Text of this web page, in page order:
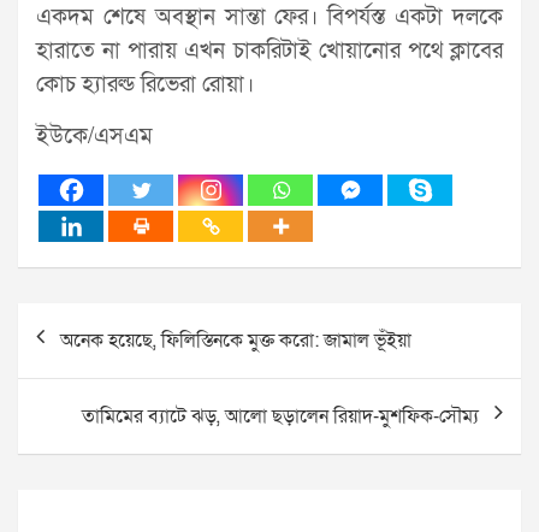
একদম শেষে অবস্থান সান্তা ফের। বিপর্যস্ত একটা দলকে
হারাতে না পারায় এখন চাকরিটাই খোয়ানোর পথে ক্লাবের
কোচ হ্যারল্ড রিভেরা রোয়া।
ইউকে/এসএম
Post
navigation
অনেক হয়েছে, ফিলিস্তিনকে মুক্ত করো: জামাল ভূঁইয়া
তামিমের ব্যাটে ঝড়, আলো ছড়ালেন রিয়াদ-মুশফিক-সৌম্য